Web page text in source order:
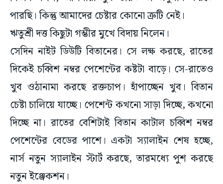
ঋতুশ্রী দত্ত কিছুটা গম্ভীর মুখে বিদায় নিলেন।
সেদিন নাইট ডিউটি বিতানের। সে লক্ষ করছে, রাতের
দিকেই চব্বিশ নম্বর পেশেন্টের কষ্টটা বাড়ে। সে-রাতেও
খুব ওঠানামা করছে রক্তচাপ। হাঁপাচ্ছেন খুব। বিতান
চেষ্টা চালিয়ে যাচ্ছে। পেশেন্ট কখনো সাড়া দিচ্ছে, কখনো
দিচ্ছে না। রাতের বেশিটাই বিতান কাটাল চব্বিশ নম্বর
পেশেন্টের বেডের পাশে। একটা স্যালাইন শেষ হচ্ছে,
নার্স নতুন স্যালাইন স্টার্ট করছে, তারমধ্যে পুশ করছে
নতুন ইঞ্জেকশন।
ডিউটির শেষে বিতান হাসপাতাল ছেড়ে বেরচ্ছে, তার এক